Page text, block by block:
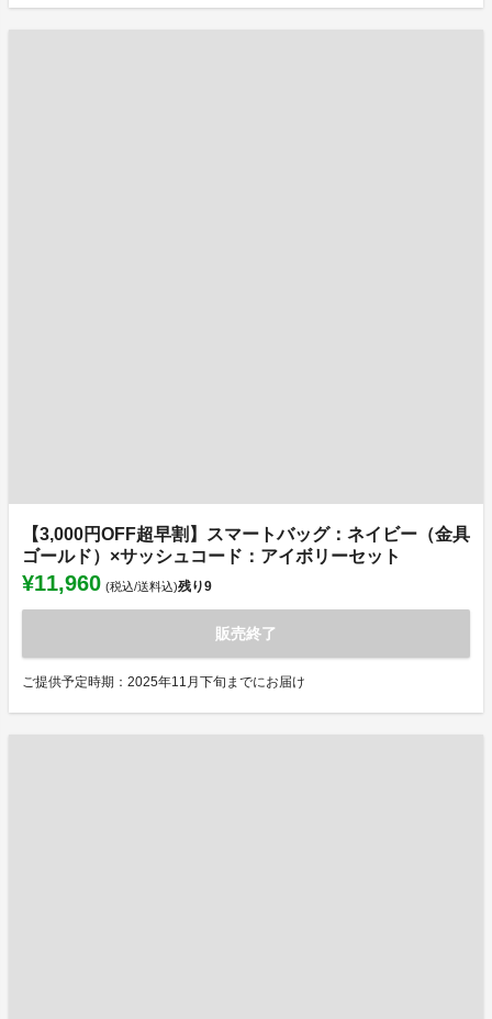
【3,000円OFF超早割】スマートバッグ：ネイビー（金具
ゴールド）×サッシュコード：アイボリーセット
¥11,960 (税込/送料込)残り9
販売終了
ご提供予定時期：2025年11月下旬までにお届け